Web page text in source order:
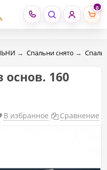
0
→ Спальни снято →
160
В избранное Сравнение